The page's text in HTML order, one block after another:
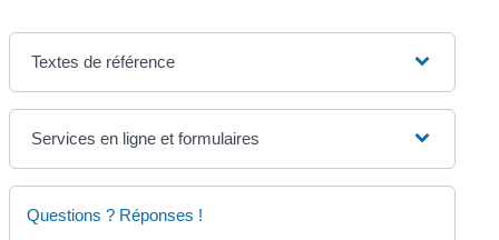
Textes de référence
Services en ligne et formulaires
Questions ? Réponses !